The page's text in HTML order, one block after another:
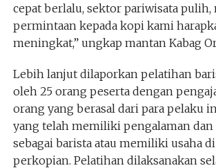
cepat berlalu, sektor pariwisata pulih,
permintaan kepada kopi kami
meningkat,” ungkap mantan Kabag
Lebih lanjut dilaporkan pelatihan
oleh 25 orang peserta dengan
orang yang berasal dari para pelaku
yang telah memiliki pengalaman
sebagai barista atau memiliki usaha
perkopian. Pelatihan dilaksanakan